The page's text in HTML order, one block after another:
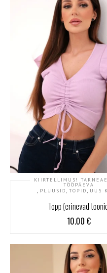
KIIRTELLIMUS!
TÖÖPÄEVA
, PLUUSID, TOPID, UUS
Topp (erinevad
10.00 €